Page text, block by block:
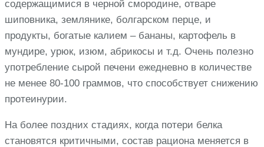
содержащимися в черной смородине, отваре
шиповника, землянике, болгарском перце, и
продукты, богатые калием – бананы, картофель в
мундире, урюк, изюм, абрикосы и т.д. Очень полезно
употребление сырой печени ежедневно в количестве
не менее 80-100 граммов, что способствует снижению
протеинурии.
На более поздних стадиях, когда потери белка
становятся критичными, состав рациона меняется в